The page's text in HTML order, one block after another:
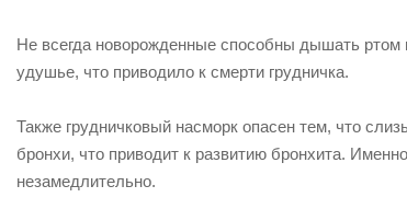
Не всегда новорожденные способны дышать ртом
удушье, что приводило к смерти грудничка.
Также грудничковый насморк опасен тем, что
бронхи, что приводит к развитию бронхита.
незамедлительно.